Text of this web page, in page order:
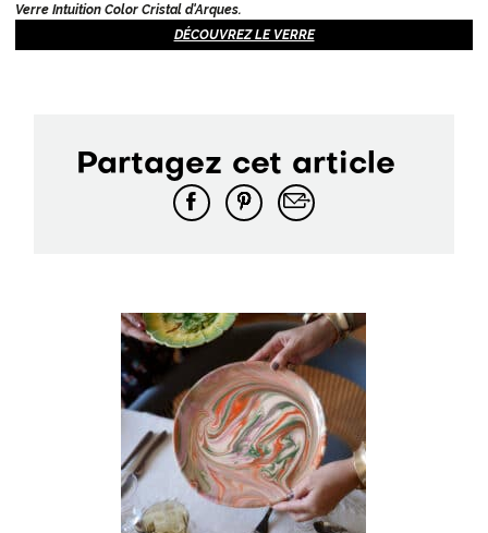
Verre Intuition Color Cristal d'Arques.
DÉCOUVREZ LE VERRE
Partagez cet article